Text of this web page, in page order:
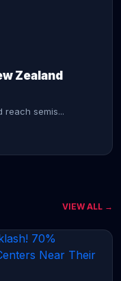
Zealand
reach semis...
VIEW ALL →